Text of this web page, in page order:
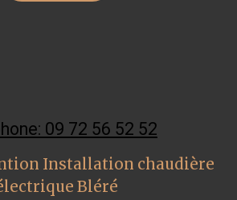
09 72 56 52 52
Installation chaudière
Bléré